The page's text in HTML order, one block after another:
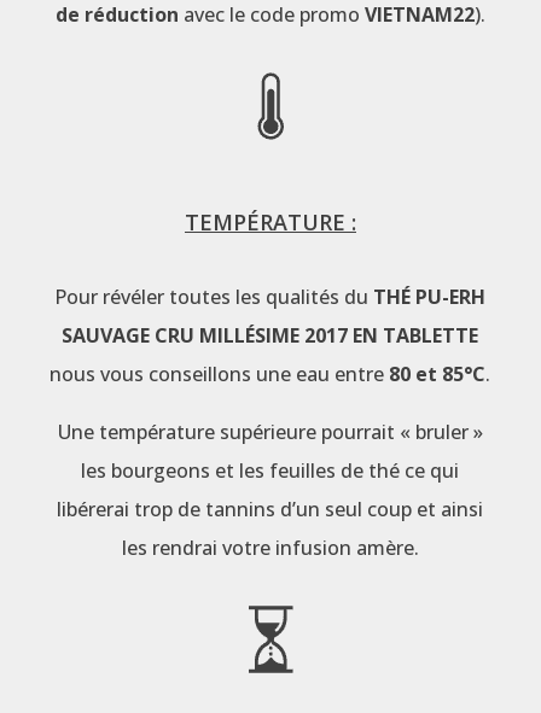
de réduction avec le code promo VIETNAM22).
TEMPÉRATURE :
Pour révéler toutes les qualités du THÉ PU-ERH
SAUVAGE CRU MILLÉSIME 2017 EN TABLETTE
nous vous conseillons une eau entre 80 et 85°C.
Une température supérieure pourrait « bruler »
les bourgeons et les feuilles de thé ce qui
libérerai trop de tannins d’un seul coup et ainsi
les rendrai votre infusion amère.